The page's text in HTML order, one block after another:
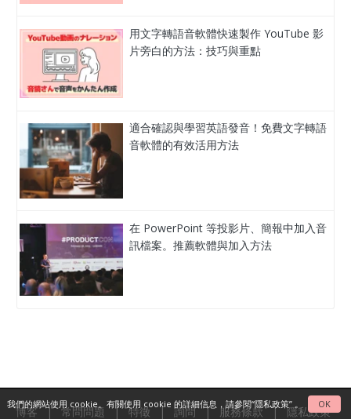
用文字轉語音軟體快速製作 YouTube 影
片旁白的方法：技巧與重點
適合確認與學習英語發音！免費文字轉語
音軟體的有效活用方法
在 PowerPoint 等投影片、簡報中加入音
訊檔案。推薦軟體與加入方法
博客 | 常問問題 | 特徵 | 詢問 | 服務條款 | 隱私政策
我們的網站使用 cookie。有關使用 cookie 的詳細信息，請參閱“隱私政策”。 OK